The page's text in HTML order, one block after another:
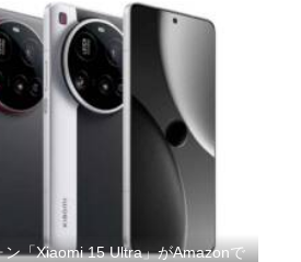
「Xiaomi 15 Ultra」がAmazonで